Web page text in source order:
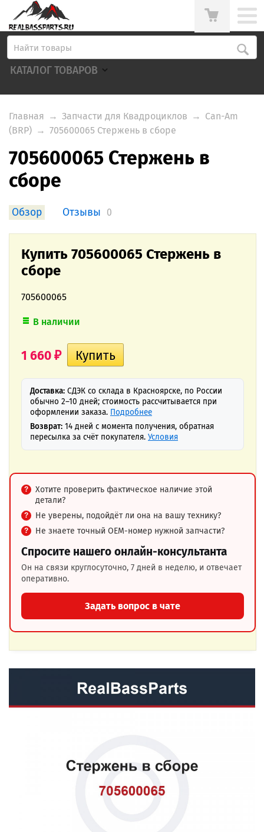
КАТАЛОГ ТОВАРОВ
Главная → Запчасти для Квадроциклов → Can-Am
(BRP) → 705600065 Стержень в сборе
705600065 Стержень в
сборе
Обзор Отзывы 0
Купить 705600065 Стержень в
сборе
705600065
В наличии
1 660 ₽
Доставка: СДЭК со склада в Красноярске, по России
обычно 2–10 дней; стоимость рассчитывается при
оформлении заказа. Подробнее
Возврат: 14 дней с момента получения, обратная
пересылка за счёт покупателя. Условия
Хотите проверить фактическое наличие этой
детали?
Не уверены, подойдёт ли она на вашу технику?
Не знаете точный OEM-номер нужной запчасти?
Спросите нашего онлайн-консультанта
Он на связи круглосуточно, 7 дней в неделю, и отвечает
оперативно.
Задать вопрос в чате